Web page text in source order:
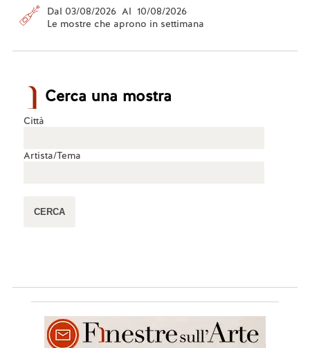
Dal 03/08/2026 Al 10/08/2026
Le mostre che aprono in settimana
Cerca una mostra
Città
Artista/Tema